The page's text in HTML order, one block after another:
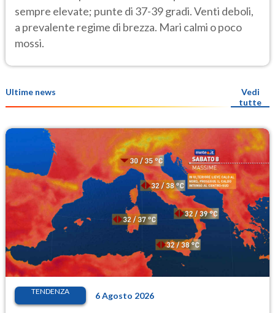
sempre elevate; punte di 37-39 gradi. Venti deboli,
a prevalente regime di brezza. Mari calmi o poco
mossi.
Ultime news
Vedi
tutte
TENDENZA 6 Agosto 2026